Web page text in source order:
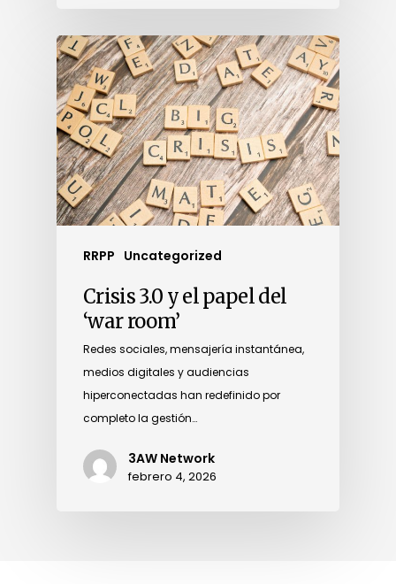
RRPP Uncategorized
Crisis 3.0 y el papel del
‘war room’
Redes sociales, mensajería instantánea,
medios digitales y audiencias
hiperconectadas han redefinido por
completo la gestión…
3AW Network
febrero 4, 2026